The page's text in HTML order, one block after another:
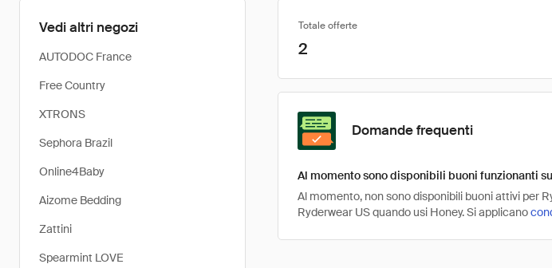
Vedi altri negozi
AUTODOC France
Free Country
XTRONS
Sephora Brazil
Online4Baby
Aizome Bedding
Zattini
Spearmint LOVE
Totale offerte
2
Domande frequenti
Al momento sono disponibili buoni funzionanti
Al momento, non sono disponibili buoni attivi per
Ryderwear US quando usi Honey. Si applicano